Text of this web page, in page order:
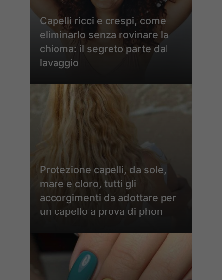
Capelli ricci e crespi, come
eliminarlo senza rovinare la
chioma: il segreto parte dal
lavaggio
Protezione capelli, da sole,
mare e cloro, tutti gli
accorgimenti da adottare per
un capello a prova di phon